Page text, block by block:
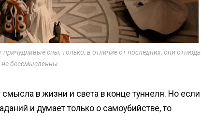
сны, только, в отличие от последних, они отнюдь
не бессмысленны
в жизни и света в конце туннеля. Но если
и думает только о самоубийстве, то